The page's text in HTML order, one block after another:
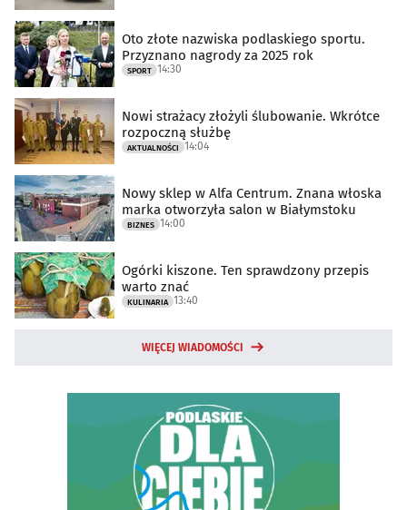
Oto złote nazwiska podlaskiego sportu.
Przyznano nagrody za 2025 rok
SPORT 14:30
Nowi strażacy złożyli ślubowanie. Wkrótce
rozpoczną służbę
AKTUALNOŚCI 14:04
Nowy sklep w Alfa Centrum. Znana włoska
marka otworzyła salon w Białymstoku
BIZNES 14:00
Ogórki kiszone. Ten sprawdzony przepis
warto znać
KULINARIA 13:40
WIĘCEJ WIADOMOŚCI